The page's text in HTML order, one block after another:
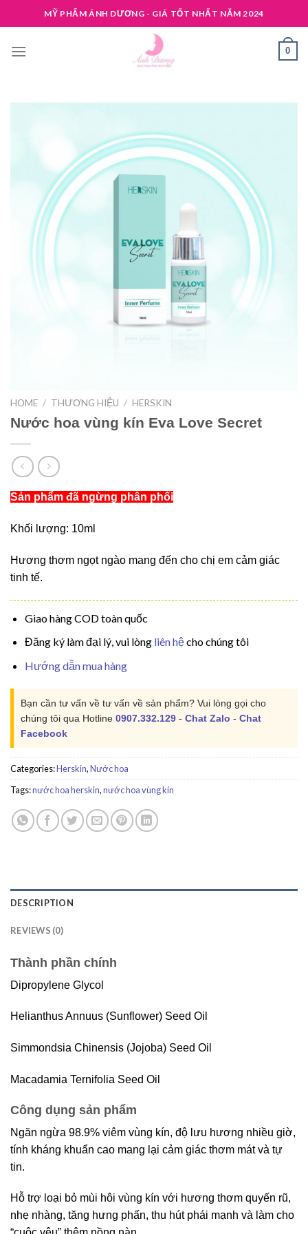
to
MỸ PHẨM ÁNH DƯƠNG - GIÁ TỐT NHẤT NĂM 2024
0
HOME / THƯƠNG HIỆU / HERSKIN
Nước hoa vùng kín Eva Love Secret
Sản phẩm đã ngừng phân phối
Khối lượng: 10ml
Hương thơm ngọt ngào mang đến cho chị em cảm giác
tinh tế.
Giao hàng COD toàn quốc
Đăng ký làm đại lý, vui lòng liên hệcho chúng tôi
Hướng dẫn mua hàng
Bạn cần tư vấn về tư vấn về sản phẩm? Vui lòng gọi cho
chúng tôi qua Hotline 0907.332.129 - Chat Zalo - Chat
Facebook
Categories:Herskin,Nước hoa
Tags:nước hoa herskin,nước hoa vùng kín
DESCRIPTION
REVIEWS (0)
Thành phần chính
Dipropylene Glycol
Helianthus Annuus (Sunflower) Seed Oil
Simmondsia Chinensis (Jojoba) Seed Oil
Macadamia Ternifolia Seed Oil
Công dụng sản phẩm
Ngăn ngừa 98.9% viêm vùng kín, độ lưu hương nhiều giờ,
tính kháng khuẩn cao mang lại cảm giác thơm mát và tự
tin.
Hỗ trợ loại bỏ mùi hôi vùng kín với hương thơm quyến rũ,
nhẹ nhàng, tăng hưng phấn, thu hút phái mạnh và làm cho